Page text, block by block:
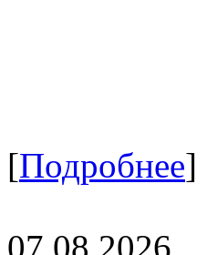
[Подробнее]